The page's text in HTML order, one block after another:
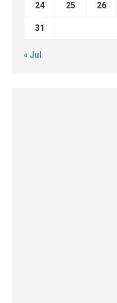
24 25 26
31
« Jul